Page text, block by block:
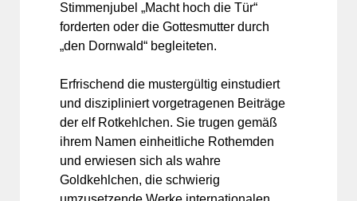
Stimmenjubel „Macht hoch die Tür“
forderten oder die Gottesmutter durch
„den Dornwald“ begleiteten.
Erfrischend die mustergültig einstudiert
und diszipliniert vorgetragenen Beiträge
der elf Rotkehlchen. Sie trugen gemäß
ihrem Namen einheitliche Rothemden
und erwiesen sich als wahre
Goldkehlchen, die schwierig